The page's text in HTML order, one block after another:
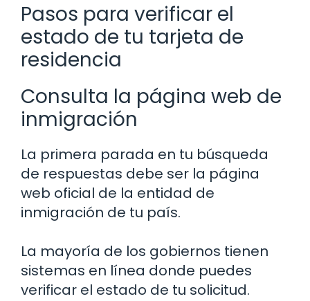
Pasos para verificar el
estado de tu tarjeta de
residencia
Consulta la página web de
inmigración
La primera parada en tu búsqueda
de respuestas debe ser la página
web oficial de la entidad de
inmigración de tu país.
La mayoría de los gobiernos tienen
sistemas en línea donde puedes
verificar el estado de tu solicitud.